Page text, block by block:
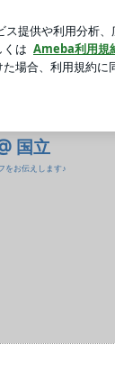
国立
をお伝えします♪